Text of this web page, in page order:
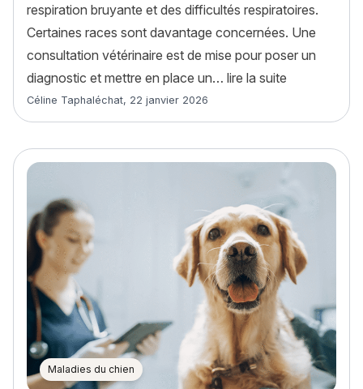
respiration bruyante et des difficultés respiratoires.
Certaines races sont davantage concernées. Une
consultation vétérinaire est de mise pour poser un
diagnostic et mettre en place un… lire la suite
Article rédigé par
Céline Taphaléchat, 22 janvier 2026
Maladies du chien